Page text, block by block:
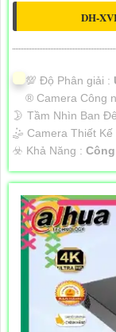
DH-
💯 Độ Phân giải :
®️ Camera Công
🌛 Tầm Nhìn Ban
🤹 Camera Thiết Kế
️☣️ Khả Năng :